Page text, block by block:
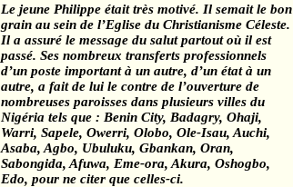
Le jeune Philippe était très motivé. Il semait le bon
grain au sein de l’Eglise du Christianisme Céleste.
Il a assuré le message du salut partout où il est
passé. Ses nombreux transferts professionnels
d’un poste important à un autre, d’un état à un
autre, a fait de lui le contre de l’ouverture de
nombreuses paroisses dans plusieurs villes du
Nigéria tels que : Benin City, Badagry,Ohaji,
Warri,Sapele,Owerri,Olobo,Ole-Isau,Auchi,
Asaba,Agbo, Ubuluku,Gbankan, Oran,
Sabongida,Afuwa, Eme-ora,Akura, Oshogbo,
Edo, pour ne citer que celles-ci.